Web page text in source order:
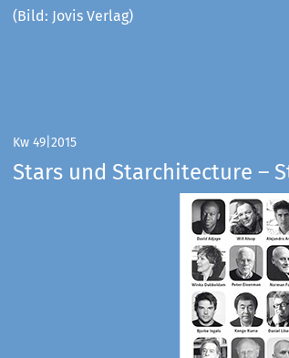
(Bild: Jovis Verlag)
Kw 49|2015
Stars und Starchitecture –